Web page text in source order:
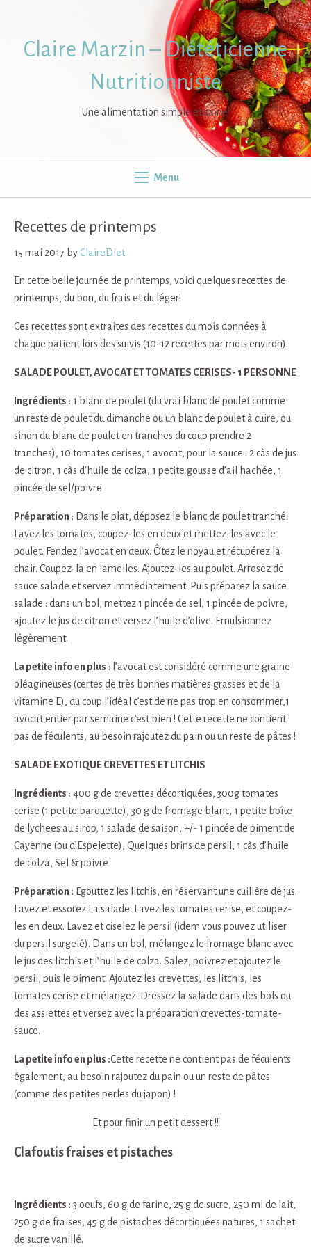
contentClaire Marzin – Diététicienne
Nutritionniste
Une alimentation simple et saine!
Menu
Recettes de printemps
15 mai 2017 byClaireDiet
En cette belle journée de printemps, voici quelques recettes de
printemps, du bon, du frais et du léger!
Ces recettes sont extraites des recettes du mois données à
chaque patient lors des suivis (10-12 recettes par mois environ).
SALADE POULET, AVOCAT ET TOMATES CERISES- 1 PERSONNE
Ingrédients : 1 blanc de poulet (du vrai blanc de poulet comme
un reste de poulet du dimanche ou un blanc de poulet à cuire, ou
sinon du blanc de poulet en tranches du coup prendre 2
tranches), 10 tomates cerises, 1 avocat, pour la sauce : 2 càs de jus
de citron, 1 càs d’huile de colza, 1 petite gousse d’ail hachée, 1
pincée de sel/poivre
Préparation : Dans le plat, déposez le blanc de poulet tranché.
Lavez les tomates, coupez-les en deux et mettez-les avec le
poulet. Fendez l’avocat en deux. Ôtez le noyau et récupérez la
chair. Coupez-la en lamelles. Ajoutez-les au poulet. Arrosez de
sauce salade et servez immédiatement. Puis préparez la sauce
salade : dans un bol, mettez 1 pincée de sel, 1 pincée de poivre,
ajoutez le jus de citron et versez l’huile d’olive. Emulsionnez
légèrement.
La petite info en plus : l’avocat est considéré comme une graine
oléagineuses (certes de très bonnes matières grasses et de la
vitamine E), du coup l’idéal c’est de ne pas trop en consommer,1
avocat entier par semaine c’est bien ! Cette recette ne contient
pas de féculents, au besoin rajoutez du pain ou un reste de pâtes !
SALADE EXOTIQUE CREVETTES ET LITCHIS
Ingrédients : 400 g de crevettes décortiquées, 300g tomates
cerise (1 petite barquette), 30 g de fromage blanc, 1 petite boîte
de lychees au sirop, 1 salade de saison, +/- 1 pincée de piment de
Cayenne (ou d’Espelette), Quelques brins de persil, 1 càs d’huile
de colza, Sel & poivre
Préparation : Egouttez les litchis, en réservant une cuillère de jus.
Lavez et essorez La salade. Lavez les tomates cerise, et coupez-
les en deux. Lavez et ciselez le persil (idem vous pouvez utiliser
du persil surgelé). Dans un bol, mélangez le fromage blanc avec
le jus des litchis et l’huile de colza. Salez, poivrez et ajoutez le
persil, puis le piment. Ajoutez les crevettes, les litchis, les
tomates cerise et mélangez. Dressez la salade dans des bols ou
des assiettes et versez avec la préparation crevettes-tomate-
sauce.
La petite info en plus :Cette recette ne contient pas de féculents
également, au besoin rajoutez du pain ou un reste de pâtes
(comme des petites perles du japon) !
Et pour finir un petit dessert !!
Clafoutis fraises et pistaches
Ingrédients : 3 oeufs, 60 g de farine, 25 g de sucre, 250 ml de lait,
250 g de fraises, 45 g de pistaches décortiquées natures, 1 sachet
de sucre vanillé.